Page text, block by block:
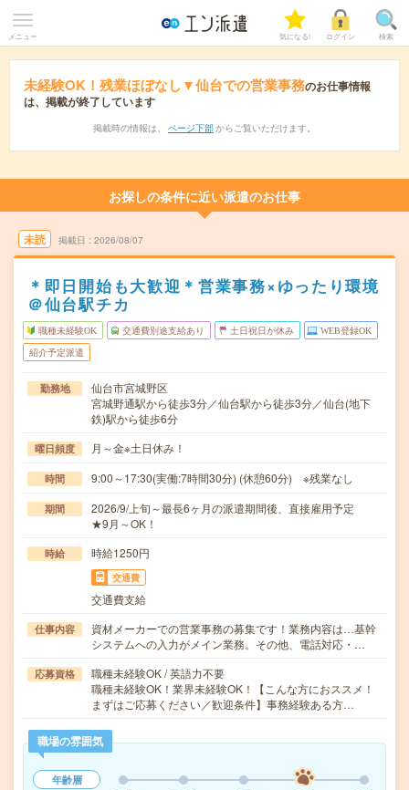
メニュー 気になる! ログイン 検索
未経験OK！残業ほぼなし▼仙台での営業事務のお仕事情報
は、掲載が終了しています
掲載時の情報は、 ページ下部 からご覧いただけます。
お探しの条件に近い派遣のお仕事
未読 掲載日 2026/08/07
＊即日開始も大歓迎＊営業事務×ゆったり環境
＠仙台駅チカ
職種未経験OK 交通費別途支給あり 土日祝日が休み WEB登録OK
紹介予定派遣
勤務地
仙台市宮城野区
宮城野通駅から徒歩3分／仙台駅から徒歩3分／仙台(地下
鉄)駅から徒歩6分
曜日頻度 月～金※土日休み！
時間 9:00～17:30(実働:7時間30分) (休憩60分) ※残業なし
期間
2026/9/上旬～最長6ヶ月の派遣期間後、直接雇用予定
★9月～OK！
時給 時給1250円
交通費
交通費支給
仕事内容
資材メーカーでの営業事務の募集です！業務内容は…基幹
システムへの入力がメイン業務。その他、電話対応・…
応募資格
職種未経験OK / 英語力不要
職種未経験OK！業界未経験OK！【こんな方におススメ！
まずはご応募ください／歓迎条件】事務経験ある方…
職場の雰囲気
年齢層